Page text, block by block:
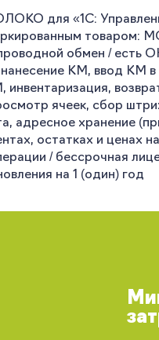
для «1С:
обмен / есть
КМ, ввод КМ в
ячеек, сбор
адресное хранение
остатках и ценах
/ бессрочная
на 1 (один) год